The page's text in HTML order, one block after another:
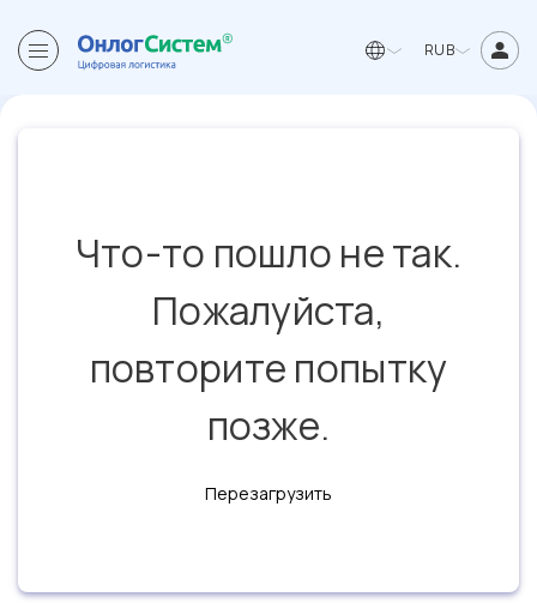
RUB
Что-то пошло не так.
Пожалуйста,
повторите попытку
позже.
Перезагрузить